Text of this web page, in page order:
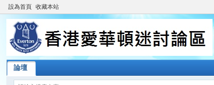
設為首頁 收藏本站
論壇